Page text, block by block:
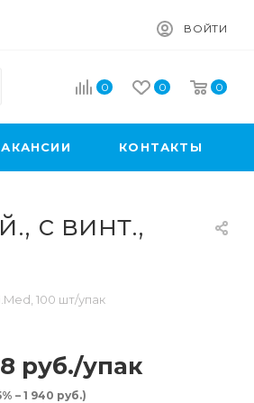
ВОЙТИ
0 0 0
КОНТАКТЫ
с винт.,
100 шт/упак
руб./упак
– 1 940 руб.)